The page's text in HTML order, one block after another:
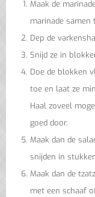
Maak de
marinade samen
Dep de
Snijd ze in
Doe de blokken
toe en laat ze
Haal zoveel
goed door.
Maak dan de
snijden in
Maak dan de
met een schaaf